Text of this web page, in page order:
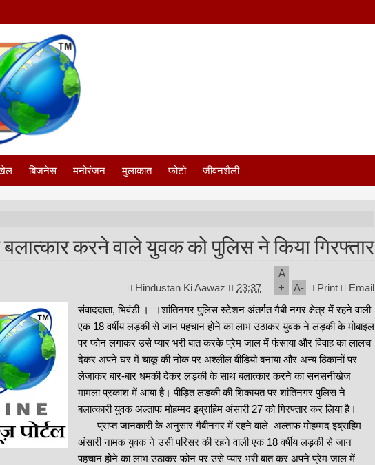
बिजनेस मनोरंजन मुलाकात फोटो जीवनशैली
करने वाले युवक को पुलिस ने किया गिरफ्तार
Hindustan Ki Aawaz 23:37
A
+
A- Print
Email
संवाददाता, भिवंडी । ।शांतिनगर पुलिस स्टेशन अंतर्गत गैबी नगर क्षेत्र में रहने वाली
एक 18 वर्षीय लड़की से जान पहचान होने का लाभ उठाकर युवक ने लड़की के मोबाइल
पर फोन लगाकर उसे प्यार भरी बात करके प्रेम जाल में फंसाया और विवाह का लालच
देकर अपने घर में चाकू की नोक पर अश्लील वीडियो बनाया और अन्य ठिकानों पर
लेजाकर बार-बार धमकी देकर लड़की के साथ बलात्कार करने का सनसनीखेज
मामला प्रकाश में आया है। पीड़ित लड़की की शिकायत पर शांतिनगर पुलिस ने
बलात्कारी युवक अल्ताफ मोहम्मद इब्राहिम अंसारी 27 को गिरफ्तार कर लिया है।
प्राप्त जानकारी के अनुसार गैबीनगर में रहने वाले अल्ताफ मोहम्मद इब्राहिम
अंसारी नामक युवक ने उसी परिसर की रहने वाली एक 18 वर्षीय लड़की से जान
पहचान होने का लाभ उठाकर फोन पर उसे प्यार भरी बात कर अपने प्रेम जाल में